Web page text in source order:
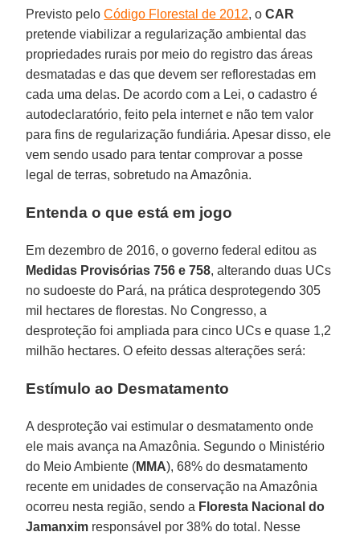
Previsto peloCódigo Florestal de 2012, oCAR
pretende viabilizar a regularização ambiental das
propriedades rurais por meio do registro das áreas
desmatadas e das que devem ser reflorestadas em
cada uma delas. De acordo com a Lei, o cadastro é
autodeclaratório, feito pela internet e não tem valor
para fins de regularização fundiária. Apesar disso, ele
vem sendo usado para tentar comprovar a posse
legal de terras, sobretudo na Amazônia.
Entenda o que está em jogo
Em dezembro de 2016, o governo federal editou as
Medidas Provisórias 756 e 758, alterando duas UCs
no sudoeste do Pará, na prática desprotegendo 305
mil hectares de florestas. No Congresso, a
desproteção foi ampliada para cinco UCs e quase 1,2
milhão hectares. O efeito dessas alterações será:
Estímulo ao Desmatamento
A desproteção vai estimular o desmatamento onde
ele mais avança na Amazônia. Segundo o Ministério
do Meio Ambiente (MMA), 68% do desmatamento
recente em unidades de conservação na Amazônia
ocorreu nesta região, sendo a Floresta Nacional do
Jamanxim responsável por 38% do total. Nesse